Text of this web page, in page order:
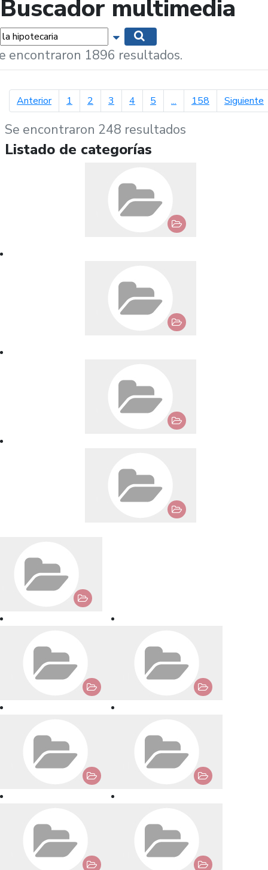
Buscador multimedia
Mostrar opciones de búsqueda
encontraron 1896 resultados.
Anteriorpágina anterior
1 2 3 4 5 ... 158 Siguiente
Se encontraron 248 resultados
Listado de categorías